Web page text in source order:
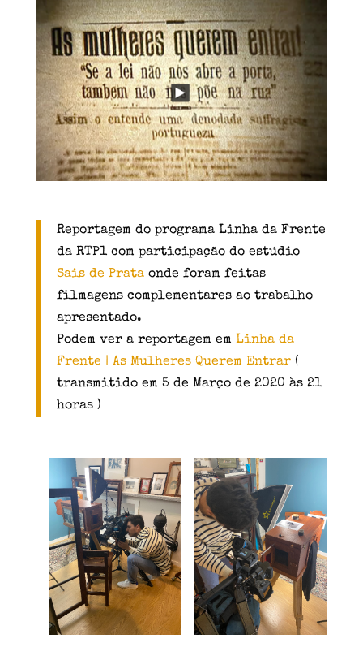
Reportagem do programa Linha da Frente
da RTP1 com participação do estúdio
Sais de Prataonde foram feitas
filmagens complementares ao trabalho
apresentado.
Podem ver a reportagem em Linha da
Frente | As Mulheres Querem Entrar(
transmitido em 5 de Março de 2020 às 21
horas )